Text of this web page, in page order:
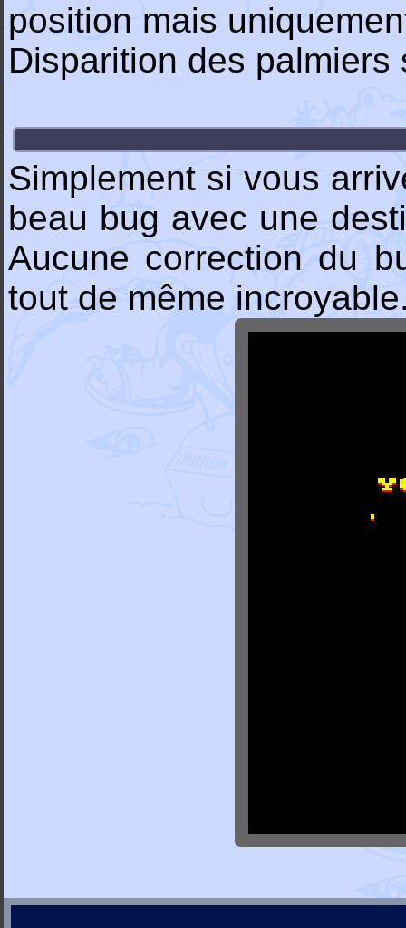
position mais
Disparition des
Simplement si vous
beau bug avec une
Aucune correction du
tout de même